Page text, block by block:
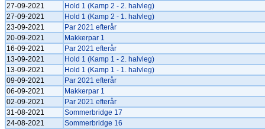
27-09-2021
Hold 1 (Kamp 2 - 2. halvleg)
27-09-2021
Hold 1 (Kamp 2 - 1. halvleg)
23-09-2021
Par 2021 efterår
20-09-2021
Makkerpar 1
16-09-2021
Par 2021 efterår
13-09-2021
Hold 1 (Kamp 1 - 2. halvleg)
13-09-2021
Hold 1 (Kamp 1 - 1. halvleg)
09-09-2021
Par 2021 efterår
06-09-2021
Makkerpar 1
02-09-2021
Par 2021 efterår
31-08-2021
Sommerbridge 17
24-08-2021
Sommerbridge 16